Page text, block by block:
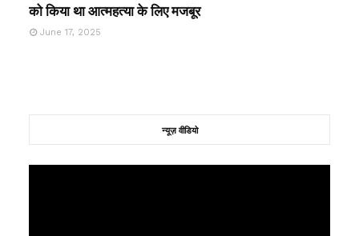
को किया था आत्महत्या के लिए मजबूर
June 17, 2025
न्यूज़ वीडियो